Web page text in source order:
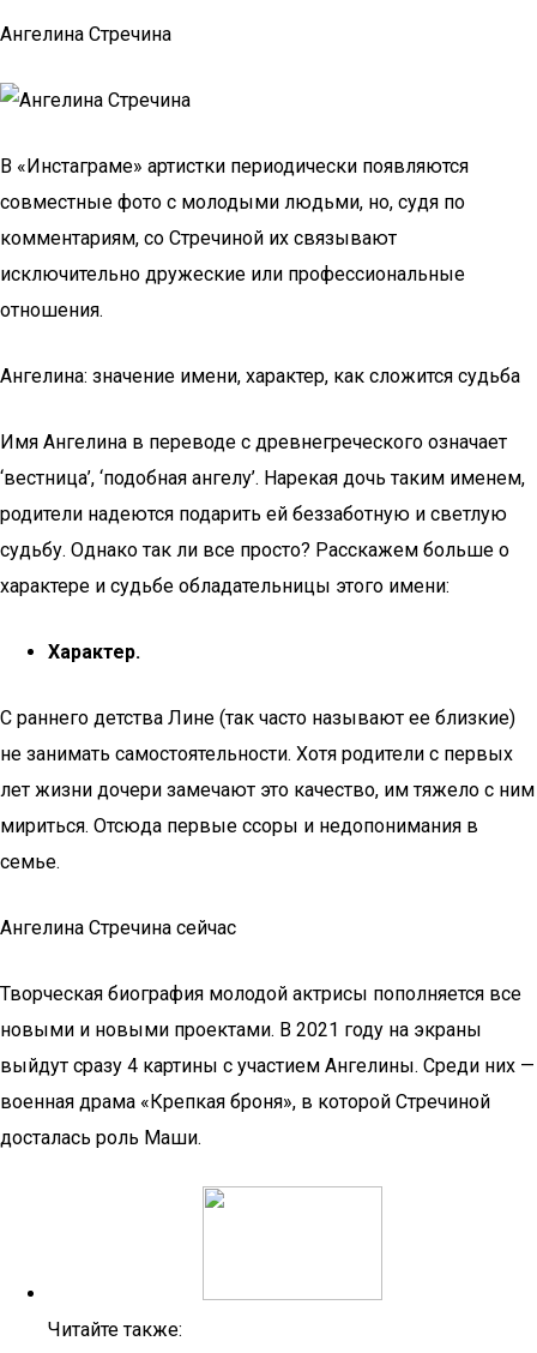
Ангелина Стречина
В «Инстаграме» артистки периодически появляются
совместные фото с молодыми людьми, но, судя по
комментариям, со Стречиной их связывают
исключительно дружеские или профессиональные
отношения.
Ангелина: значение имени, характер, как сложится судьба
Имя Ангелина в переводе с древнегреческого означает
‘вестница’, ‘подобная ангелу’. Нарекая дочь таким именем,
родители надеются подарить ей беззаботную и светлую
судьбу. Однако так ли все просто? Расскажем больше о
характере и судьбе обладательницы этого имени:
Характер.
С раннего детства Лине (так часто называют ее близкие)
не занимать самостоятельности. Хотя родители с первых
лет жизни дочери замечают это качество, им тяжело с ним
мириться. Отсюда первые ссоры и недопонимания в
семье.
Ангелина Стречина сейчас
Творческая биография молодой актрисы пополняется все
новыми и новыми проектами. В 2021 году на экраны
выйдут сразу 4 картины с участием Ангелины. Среди них —
военная драма «Крепкая броня», в которой Стречиной
досталась роль Маши.
Читайте также: